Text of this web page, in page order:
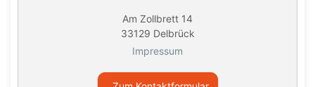
Am Zollbrett 14
33129 Delbrück
Impressum